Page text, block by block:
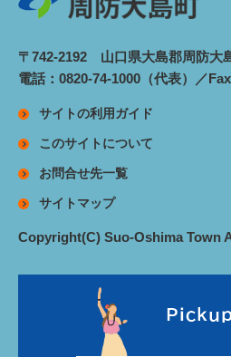
〒742-2192 山口県大島郡周防大
電話：0820-74-1000（代表）／
サイトの利用ガイド
このサイトについて
お問合せ先一覧
サイトマップ
Copyright(C) Suo-Oshima Town